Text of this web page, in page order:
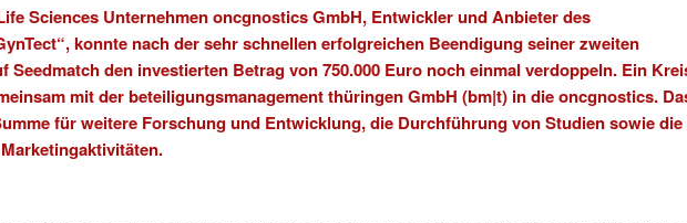
Sciences Unternehmenoncgnostics GmbH, Entwickler und Anbieter des
“, konnte nach der sehr schnellen erfolgreichen Beendigung seiner zweiten
Seedmatchden investierten Betrag von 750.000 Euro noch einmal verdoppeln. Ein
mit derbeteiligungsmanagement thüringen GmbH (bm|t) in die oncgnostics.
für weitere Forschung und Entwicklung, die Durchführung von Studien sowie die